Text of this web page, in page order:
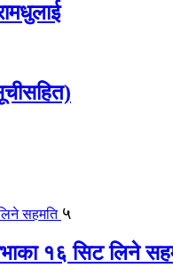
५
१६ सिट लिने